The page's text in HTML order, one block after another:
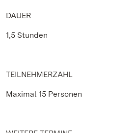
DAUER
1,5 Stunden
TEILNEHMERZAHL
Maximal 15 Personen